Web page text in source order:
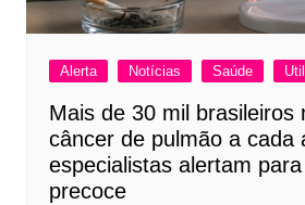
Alerta Notícias Saúde
Mais de 30 mil brasileiros
câncer de pulmão a cada
especialistas alertam
precoce